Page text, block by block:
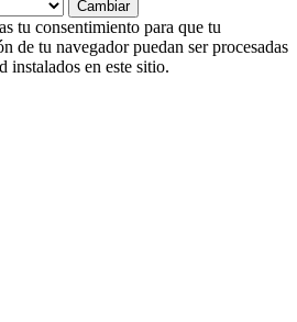
tu consentimiento para que tu
de tu navegador puedan ser procesadas
instalados en este sitio.